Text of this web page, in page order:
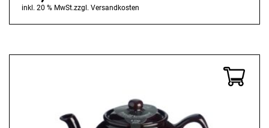
inkl. 20 % MwSt.zzgl. Versandkosten